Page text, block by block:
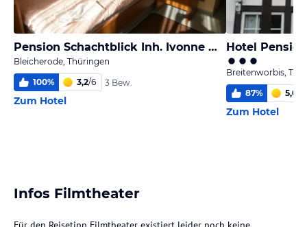
Pension Schachtblick Inh. Ivonne Weißbeck
Bleicherode, Thüringen
100% 3,2/6 3 Bew.
Zum Hotel
Hotel
Breitenworbis,
87% 5,0
Zum Hotel
Infos Filmtheater